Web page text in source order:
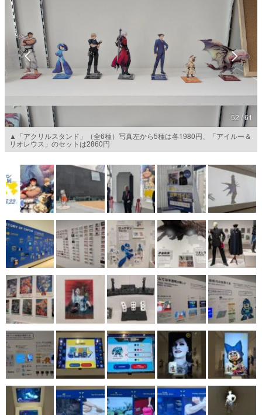
「経験値」「裏技」「ラスボス」… ゲームにまつわる言葉
の起源や用法の変遷を、コンピューター文化史研究家・タ
イニーP氏が徹底調査。
カテゴリ
マンガ
女性向け
アプリレビュー
その他
電ファミニコゲーマーとは？
運営：株式会社マレ
52 / 61
▲「アクリルスタンド」（全6種）写真左から5種は各1980円、「アイルー＆
リオレウス」のセットは2860円